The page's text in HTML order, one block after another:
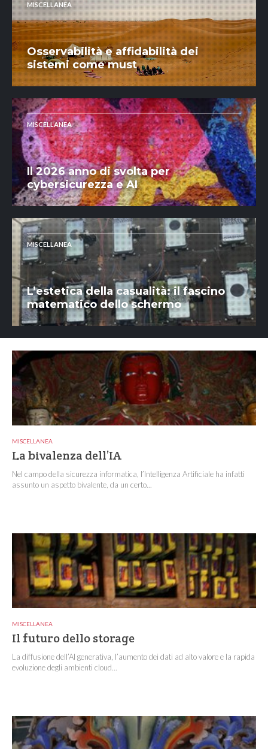
MISCELLANEA
Osservabilità e affidabilità dei
sistemi come must
MISCELLANEA
Il 2026 anno di svolta per
cybersicurezza e AI
MISCELLANEA
L’estetica della casualità: il fascino
matematico dello schermo
MISCELLANEA
La bivalenza dell’IA
Nel campo della sicurezza informatica, l’Intelligenza Artificiale ha infatti
assunto un aspetto bivalente, da un certo...
MISCELLANEA
Il futuro dello storage
La diffusione dell’AI generativa, l’aumento dei dati ad alto valore e la rapida
evoluzione degli ambienti cloud...